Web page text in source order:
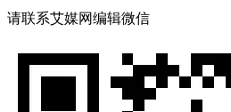
请联系艾媒网编辑微信